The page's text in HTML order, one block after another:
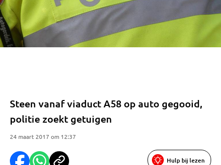
Steen vanaf viaduct A58 op auto gegooid,
politie zoekt getuigen
24 maart 2017 om 12:37
Hulp bij lezen